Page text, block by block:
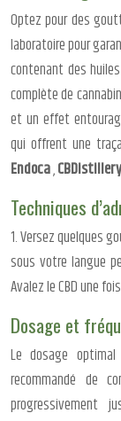
Optez pour des
laboratoire pour
contenant des
complète de
et un effet
qui offrent une
Endoca,
Techniques
1. Versez quelques
sous votre langue
Avalez le CBD une
Dosage et
Le dosage
recommandé de
progressivement